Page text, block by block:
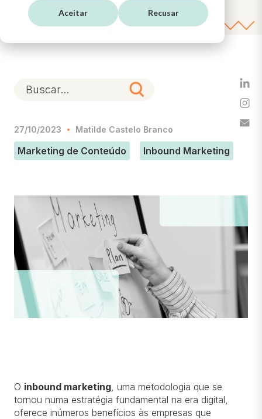
Aceitar Recusar
27/10/2023 Matilde Castelo Branco
Marketing de Conteúdo Inbound Marketing
O inbound marketing, uma metodologia que se
tornou numa estratégia fundamental na era digital,
oferece inúmeros benefícios às empresas que